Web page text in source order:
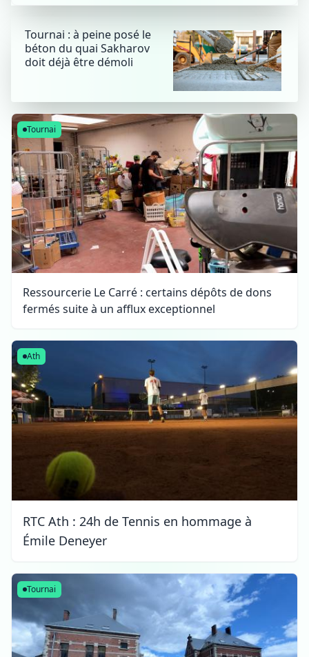
Tournai : à peine posé le
béton du quai Sakharov
doit déjà être démoli
Tournai
Ressourcerie Le Carré : certains dépôts de dons
fermés suite à un afflux exceptionnel
Ath
RTC Ath : 24h de Tennis en hommage à
Émile Deneyer
Tournai